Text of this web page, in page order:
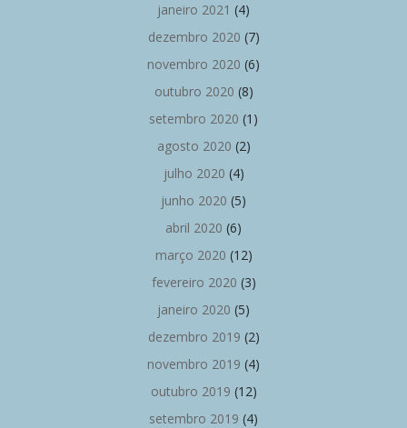
janeiro 2021 (4)
dezembro 2020 (7)
novembro 2020 (6)
outubro 2020 (8)
setembro 2020 (1)
agosto 2020 (2)
julho 2020 (4)
junho 2020 (5)
abril 2020 (6)
março 2020 (12)
fevereiro 2020 (3)
janeiro 2020 (5)
dezembro 2019 (2)
novembro 2019 (4)
outubro 2019 (12)
setembro 2019 (4)